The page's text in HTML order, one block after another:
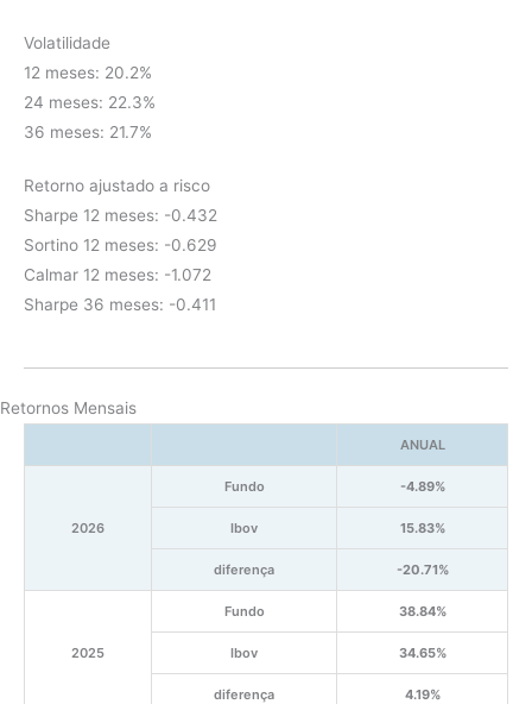
Volatilidade
12 meses: 20.2%
24 meses: 22.3%
36 meses: 21.7%
Retorno ajustado a risco
Sharpe 12 meses: -0.432
Sortino 12 meses: -0.629
Calmar 12 meses: -1.072
Sharpe 36 meses: -0.411
Retornos Mensais
ANUAL
2026
Fundo -4.89%
Ibov 15.83%
diferença -20.71%
2025
Fundo 38.84%
Ibov 34.65%
diferença 4.19%